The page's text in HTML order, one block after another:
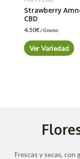
Strawberry
CBD
4.50€/ Gramo
Ver Variedad
Frescas y secas, con